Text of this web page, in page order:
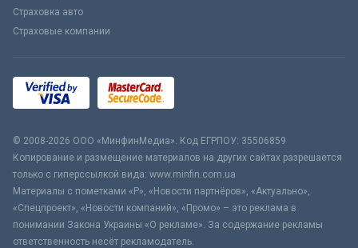
Страховка авто
Страховые компании
© 2008-2026 ООО «МинфинМедиа». Код ЕГРПОУ: 35506859
Копирование и размещение материалов на других сайтах разрешается
только с гиперссылкой вида: www.minfin.com.ua
Материалы с пометками «Р», «Новости партнёров», «Актуально»,
«Спецпроект», «Новости компаний», «Промо» – это реклама в
понимании Закона Украины «О рекламе». За содержание рекламы
ответственность несёт рекламодатель.